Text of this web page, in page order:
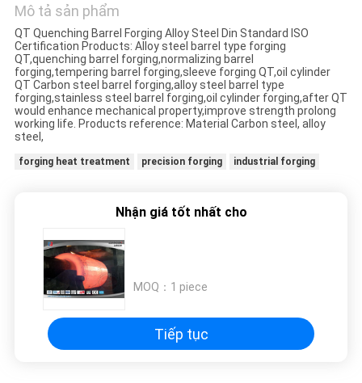
Mô tả sản phẩm
QT Quenching Barrel Forging Alloy Steel Din Standard ISO
Certification Products: Alloy steel barrel type forging
QT,quenching barrel forging,normalizing barrel
forging,tempering barrel forging,sleeve forging QT,oil cylinder
QT Carbon steel barrel forging,alloy steel barrel type
forging,stainless steel barrel forging,oil cylinder forging,after QT
would enhance mechanical property,improve strength prolong
working life. Products reference: Material Carbon steel, alloy
steel,
forging heat treatment precision forging industrial forging
Nhận giá tốt nhất cho
MOQ： 1 piece
Tiếp tục